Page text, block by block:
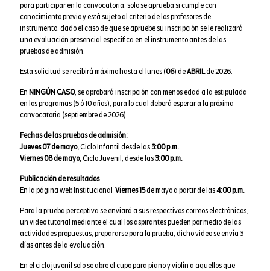
para participar en la convocatoria, solo se aprueba si cumple con
conocimiento previo y está sujeto al criterio de los profesores de
instrumento, dado el caso de que se apruebe su inscripción se le realizará
una evaluación presencial específica en el instrumento antes de las
pruebas de admisión.
Esta solicitud se recibirá máximo hasta el lunes (06) deABRILde 2026.
En NINGÚN CASO, se aprobará inscripción con menos edad a la estipulada
en los programas (5 ó 10 años), para lo cual deberá esperar a la próxima
convocatoria (septiembre de 2026)
Fechas de las pruebas de admisión:
Jueves 07 de mayo,Ciclo Infantil desde las3:00 p.m.
Viernes 08 de mayo,Ciclo Juvenil, desde las3:00 p.m.
Publicación de resultados
En la página web Institucional Viernes 15de mayo a partir de las4:00 p.m.
Para la prueba perceptiva se enviará a sus respectivos correos electrónicos,
un video tutorial mediante el cual los aspirantes pueden por medio de las
actividades propuestas, prepararse para la prueba, dicho video se envía 3
días antes de la evaluación.
En el ciclo juvenil solo se abre el cupo para piano y violín a aquellos que